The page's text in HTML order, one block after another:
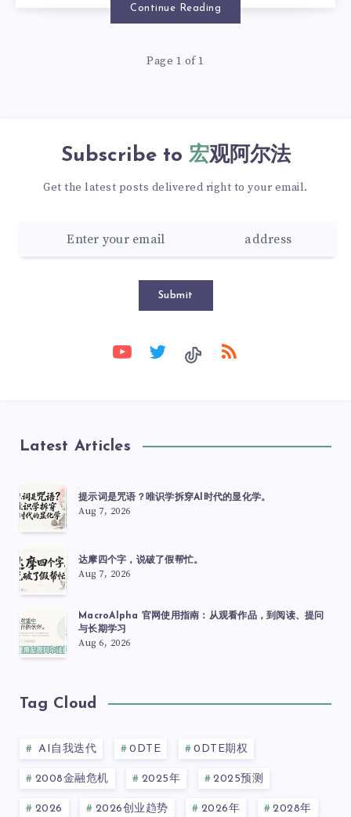
Continue Reading
Page 1 of 1
Subscribe to 宏观阿尔法
Get the latest posts delivered right to your email.
Submit
Latest Articles
提示词是咒语？唯识学拆穿AI时代的显化学。
Aug 7, 2026
达摩四个字，说破了假帮忙。
Aug 7, 2026
MacroAlpha 官网使用指南：从观看作品，到阅读、提问
与长期学习
Aug 6, 2026
Tag Cloud
AI自我迭代 0DTE 0DTE期权
2008金融危机 2025年 2025预测
2026 2026创业趋势 2026年 2028年